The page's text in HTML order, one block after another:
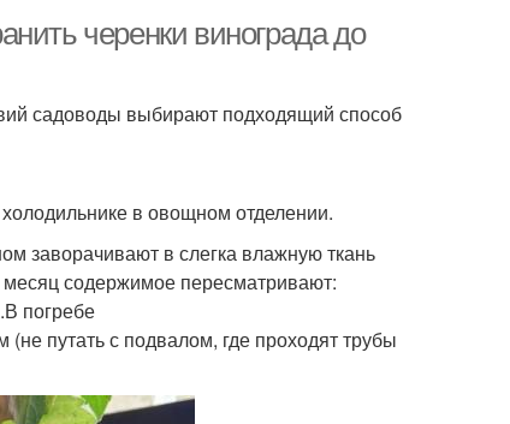
черенки винограда до
садоводы выбирают подходящий способ
в овощном отделении.
заворачивают в слегка влажную ткань
содержимое пересматривают:
погребе
путать с подвалом, где проходят трубы